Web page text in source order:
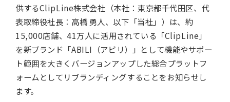
供するClipLine株式会社（本社：東京都千代田区、代
表取締役社長：高橋 勇人、以下「当社」）は、約
15,000店舗、41万人に活用されている「ClipLine」
を新ブランド「ABILI（アビリ）」として機能やサポー
ト範囲を大きくバージョンアップした総合プラットフ
ォームとしてリブランディングすることをお知らせし
ます。